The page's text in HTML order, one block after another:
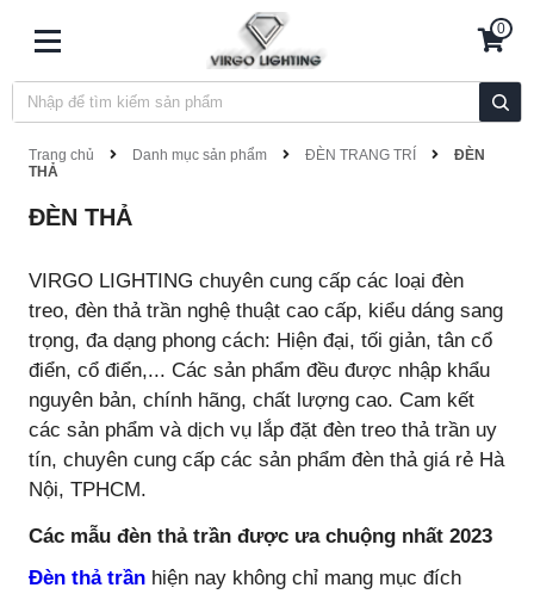
0
Trang chủ Danh mục sản phẩm ĐÈN TRANG TRÍ
ĐÈN
THẢ
ĐÈN THẢ
VIRGO LIGHTING chuyên cung cấp các loại đèn
treo, đèn thả trần nghệ thuật cao cấp, kiểu dáng sang
trọng, đa dạng phong cách: Hiện đại, tối giản, tân cổ
điển, cổ điển,... Các sản phẩm đều được nhập khẩu
nguyên bản, chính hãng, chất lượng cao. Cam kết
các sản phẩm và dịch vụ lắp đặt đèn treo thả trần uy
tín, chuyên cung cấp các sản phẩm đèn thả giá rẻ Hà
Nội, TPHCM.
Các mẫu đèn thả trần được ưa chuộng nhất 2023
Đèn thả trần hiện nay không chỉ mang mục đích